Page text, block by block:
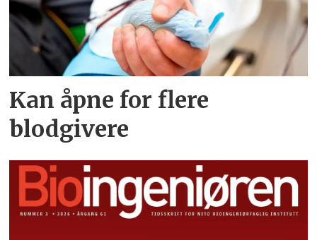
Kan åpne for flere
blodgivere